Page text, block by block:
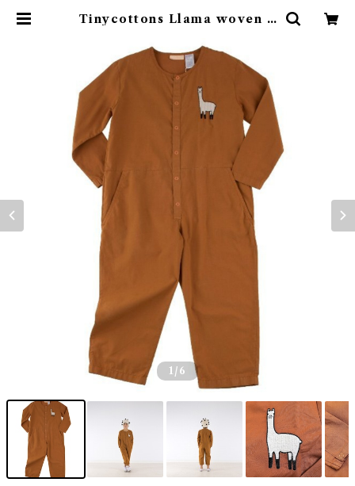
Tinycottons Llama woven o
1 /6